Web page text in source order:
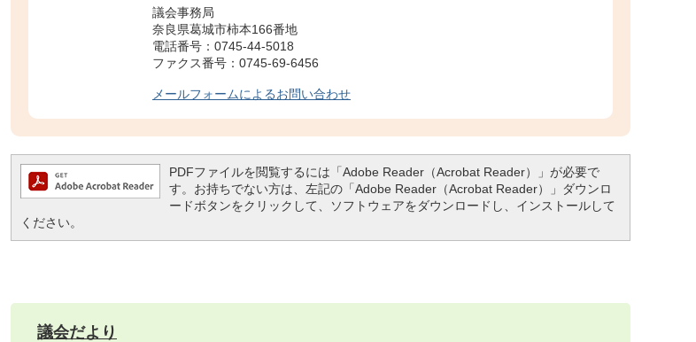
議会事務局
奈良県葛城市柿本166番地
電話番号：0745-44-5018
ファクス番号：0745-69-6456
メールフォームによるお問い合わせ
PDFファイルを閲覧するには「Adobe Reader（Acrobat Reader）」が必要で
す。お持ちでない方は、左記の「Adobe Reader（Acrobat Reader）」ダウンロ
ードボタンをクリックして、ソフトウェアをダウンロードし、インストールして
ください。
議会だより